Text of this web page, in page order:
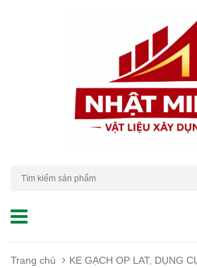
Trang chủ
KE GẠCH OP LAT, DỤNG